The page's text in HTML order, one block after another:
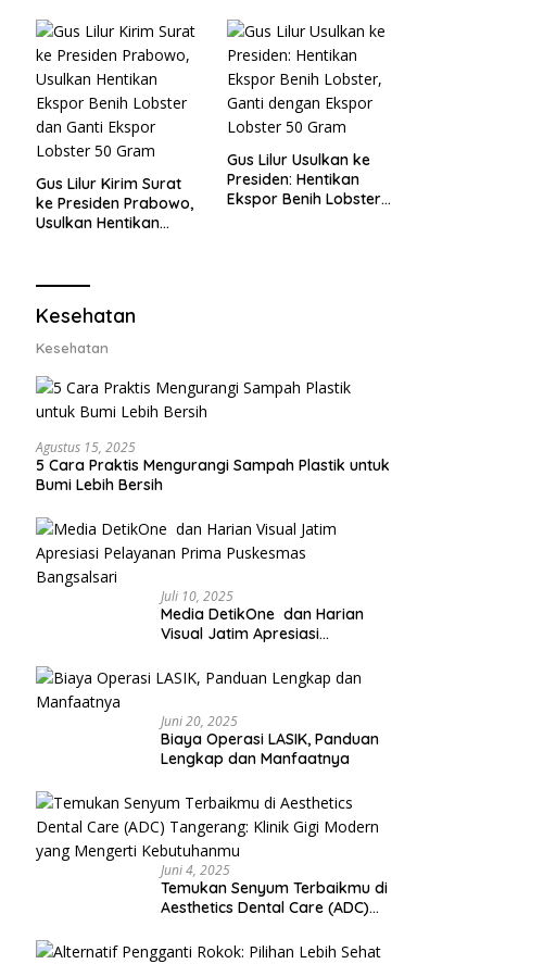
Gus Lilur Kirim Surat
ke Presiden Prabowo,
Usulkan Hentikan
Lobster 50 Gram
Gus Lilur Usulkan ke
Presiden: Hentikan
Ekspor Benih Lobster,
Kesehatan
Kesehatan
Agustus 15, 2025
5 Cara Praktis Mengurangi Sampah Plastik untuk
Bumi Lebih Bersih
Juli 10, 2025
Media DetikOne dan Harian
Visual Jatim Apresiasi
Bangsalsari
Juni 20, 2025
Biaya Operasi LASIK, Panduan
Lengkap dan Manfaatnya
Juni 4, 2025
Temukan Senyum Terbaikmu di
Aesthetics Dental Care (ADC)
yang Mengerti Kebutuhanmu